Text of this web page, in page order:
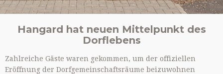
Hangard hat neuen Mittelpunkt des
Dorflebens
Zahlreiche Gäste waren gekommen, um der offiziellen
Eröffnung der Dorfgemeinschaftsräume beizuwohnen